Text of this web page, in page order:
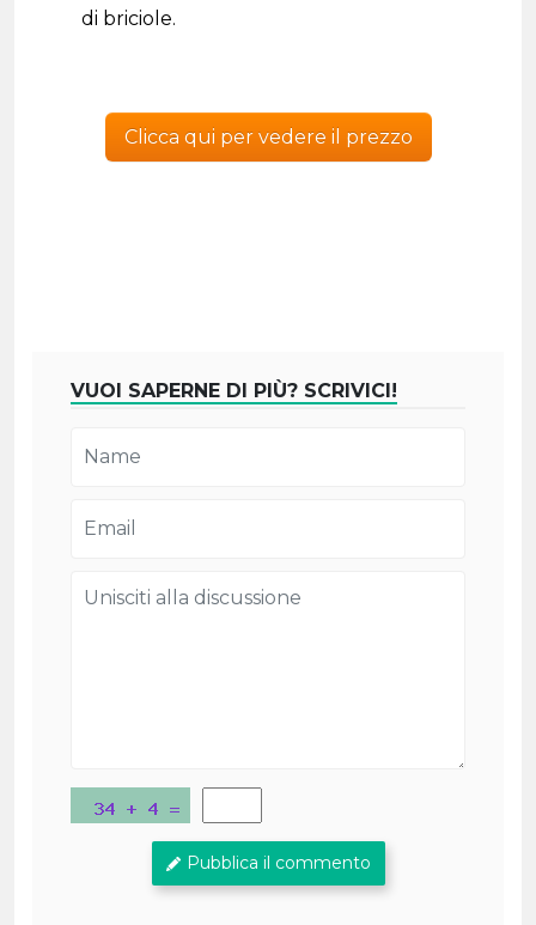
di briciole.
Clicca qui per vedere il prezzo
VUOI SAPERNE DI PIÙ? SCRIVICI!
Pubblica il commento